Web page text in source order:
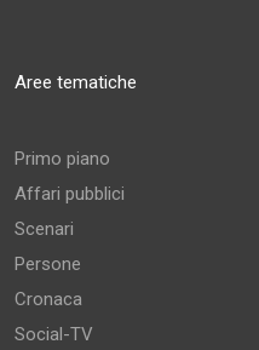
Aree tematiche
Primo piano
Affari pubblici
Scenari
Persone
Cronaca
Social-TV